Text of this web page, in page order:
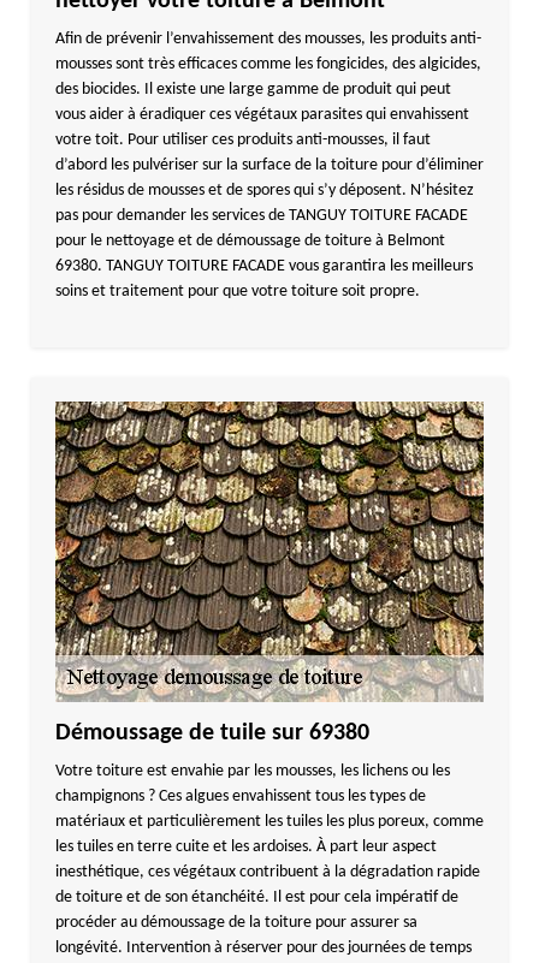
Afin de prévenir l’envahissement des mousses, les produits anti-
mousses sont très efficaces comme les fongicides, des algicides,
des biocides. Il existe une large gamme de produit qui peut
vous aider à éradiquer ces végétaux parasites qui envahissent
votre toit. Pour utiliser ces produits anti-mousses, il faut
d’abord les pulvériser sur la surface de la toiture pour d’éliminer
les résidus de mousses et de spores qui s’y déposent. N’hésitez
pas pour demander les services de TANGUY TOITURE FACADE
pour le nettoyage et de démoussage de toiture à Belmont
69380. TANGUY TOITURE FACADE vous garantira les meilleurs
soins et traitement pour que votre toiture soit propre.
Démoussage de tuile sur 69380
Votre toiture est envahie par les mousses, les lichens ou les
champignons ? Ces algues envahissent tous les types de
matériaux et particulièrement les tuiles les plus poreux, comme
les tuiles en terre cuite et les ardoises. À part leur aspect
inesthétique, ces végétaux contribuent à la dégradation rapide
de toiture et de son étanchéité. Il est pour cela impératif de
procéder au démoussage de la toiture pour assurer sa
longévité. Intervention à réserver pour des journées de temps